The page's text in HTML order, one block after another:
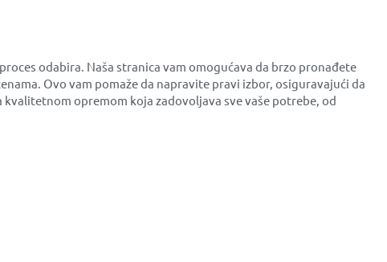
odabira. Naša stranica vam omogućava da brzo pronađete
Ovo vam pomaže da napravite pravi izbor, osiguravajući da
opremom koja zadovoljava sve vaše potrebe, od